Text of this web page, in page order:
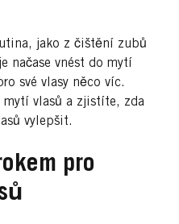
jako z čištění zubů
načase vnést do mytí
své vlasy něco víc.
mytí vlasů a zjistíte, zda
vylepšit.
pro